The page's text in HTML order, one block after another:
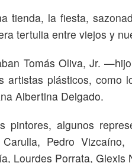
tienda, la fiesta,
tertulia entre viejos y
Tomás Oliva, Jr.
artistas plásticos, como
Albertina Delgado.
pintores, algunos
Pedro
Lourdes Porrata,